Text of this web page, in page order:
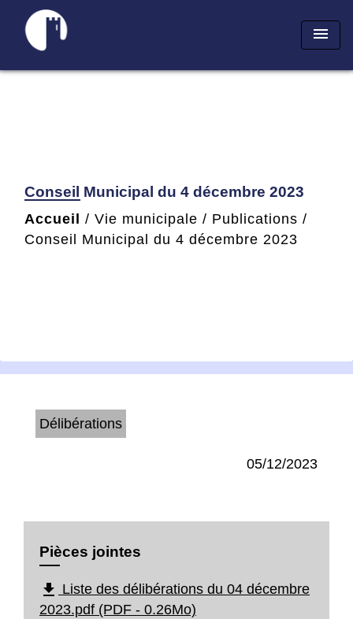
menu
Conseil Municipal du 4 décembre 2023
Accueil / Vie municipale / Publications /
Conseil Municipal du 4 décembre 2023
Délibérations
05/12/2023
Pièces jointes
file_download Liste des délibérations du 04 décembre
2023.pdf (PDF - 0.26Mo)